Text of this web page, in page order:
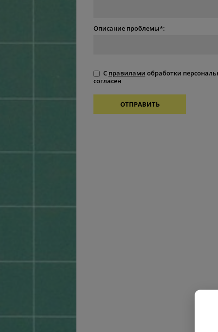
Описание проблемы*:
С правилами обработки
согласен
ОТПРАВИТЬ